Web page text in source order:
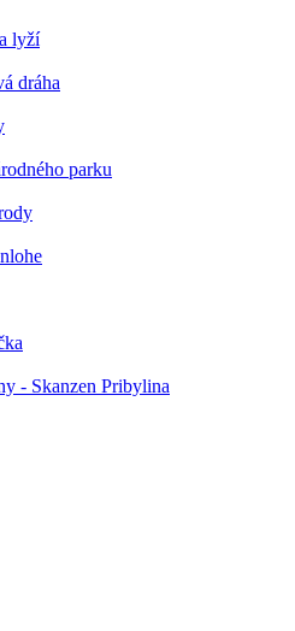
lyží
dráha
parku
- Skanzen Pribylina